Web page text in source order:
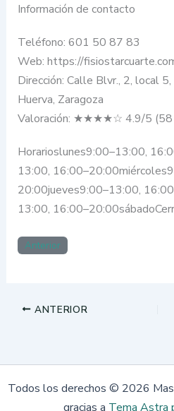
Información de contacto
Teléfono: 601 50 87 83
Web: https://
Dirección: Calle Blvr., 2, local
Huerva, Zaragoza
Valoración: ★★★★☆ 4.9/5 (58
Horarioslunes9:00–13:00,
13:00,
20:00jueves9:00–13:00,
13:00,
Anterior
ANTERIOR
Todos los derechos © 2026
gracias a Tema Astra